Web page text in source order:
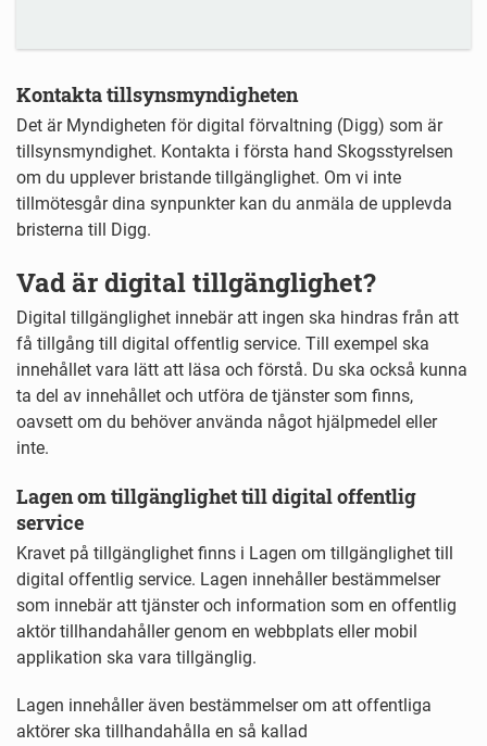
Kontakta tillsynsmyndigheten
Det är Myndigheten för digital förvaltning (Digg) som är
tillsynsmyndighet. Kontakta i första hand Skogsstyrelsen
om du upplever bristande tillgänglighet. Om vi inte
tillmötesgår dina synpunkter kan du anmäla de upplevda
bristerna till Digg.
Vad är digital tillgänglighet?
Digital tillgänglighet innebär att ingen ska hindras från att
få tillgång till digital offentlig service. Till exempel ska
innehållet vara lätt att läsa och förstå. Du ska också kunna
ta del av innehållet och utföra de tjänster som finns,
oavsett om du behöver använda något hjälpmedel eller
inte.
Lagen om tillgänglighet till digital offentlig
service
Kravet på tillgänglighet finns i Lagen om tillgänglighet till
digital offentlig service. Lagen innehåller bestämmelser
som innebär att tjänster och information som en offentlig
aktör tillhandahåller genom en webbplats eller mobil
applikation ska vara tillgänglig.
Lagen innehåller även bestämmelser om att offentliga
aktörer ska tillhandahålla en så kallad